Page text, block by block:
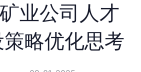
业公司人才
略优化思考